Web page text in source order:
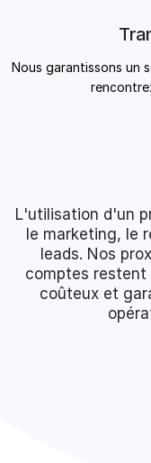
Nous garantissons un
L'utilisation d'un
le marketing, le
leads. Nos
comptes restent
coûteux et